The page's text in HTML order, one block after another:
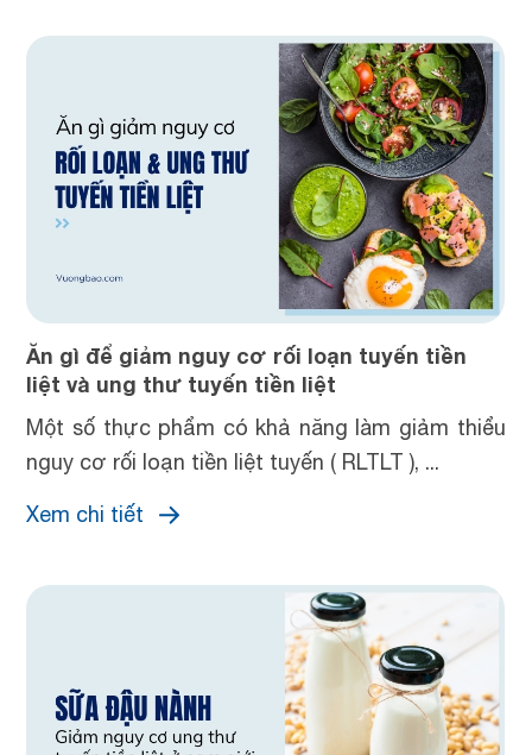
Ăn gì để giảm nguy cơ rối loạn tuyến tiền
liệt và ung thư tuyến tiền liệt
Một số thực phẩm có khả năng làm giảm thiểu
nguy cơ rối loạn tiền liệt tuyến ( RLTLT ), ...
Xem chi tiết